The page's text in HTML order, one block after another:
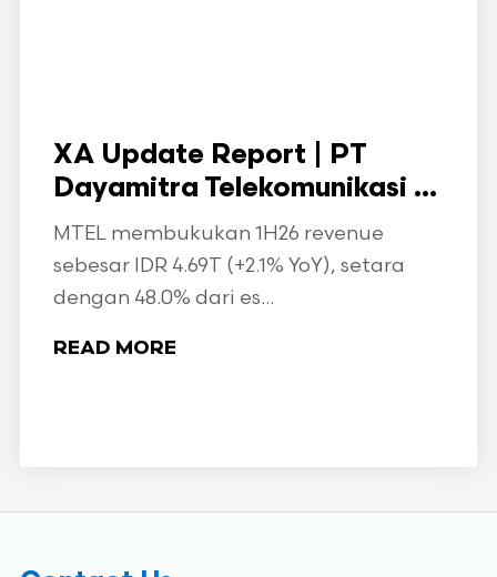
XA Update Report | PT
Dayamitra Telekomunikasi ...
MTEL membukukan 1H26 revenue
sebesar IDR 4.69T (+2.1% YoY), setara
dengan 48.0% dari es...
READ MORE